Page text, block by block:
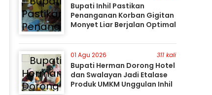
Bupati Inhil Pastikan
Penanganan Korban Gigitan
Monyet Liar Berjalan Optimal
01 Agu 2026 311 kali
Bupati Herman Dorong Hotel
dan Swalayan Jadi Etalase
Produk UMKM Unggulan Inhil